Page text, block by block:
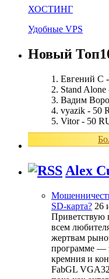
ХОСТИНГ
Удобные VPS
Новый
Евгений С
Stand
Вадим
vyazik - 50
Vitor - 50
Alex
SD-карта? 26
Приветствую
всем
жертвам
программе —
кремния и
FabGL